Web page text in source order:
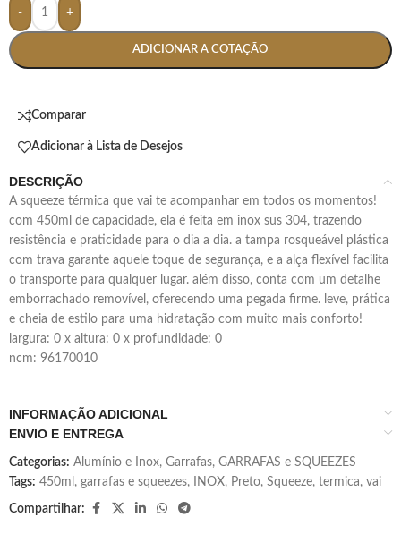
- +
ADICIONAR A COTAÇÃO
Comparar
Adicionar à Lista de Desejos
DESCRIÇÃO
a squeeze térmica que vai te acompanhar em todos os momentos!
com 450ml de capacidade, ela é feita em inox sus 304, trazendo
resistência e praticidade para o dia a dia. a tampa rosqueável plástica
com trava garante aquele toque de segurança, e a alça flexível facilita
o transporte para qualquer lugar. além disso, conta com um detalhe
emborrachado removível, oferecendo uma pegada firme. leve, prática
e cheia de estilo para uma hidratação com muito mais conforto!
largura: 0 x altura: 0 x profundidade: 0
ncm: 96170010
INFORMAÇÃO ADICIONAL
ENVIO E ENTREGA
Categorias: Alumínio e Inox, Garrafas, GARRAFAS e SQUEEZES
Tags: 450ml , garrafas e squeezes, INOX, Preto, Squeeze, termica, vai
Compartilhar: